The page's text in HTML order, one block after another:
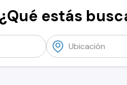
¿Qué estás